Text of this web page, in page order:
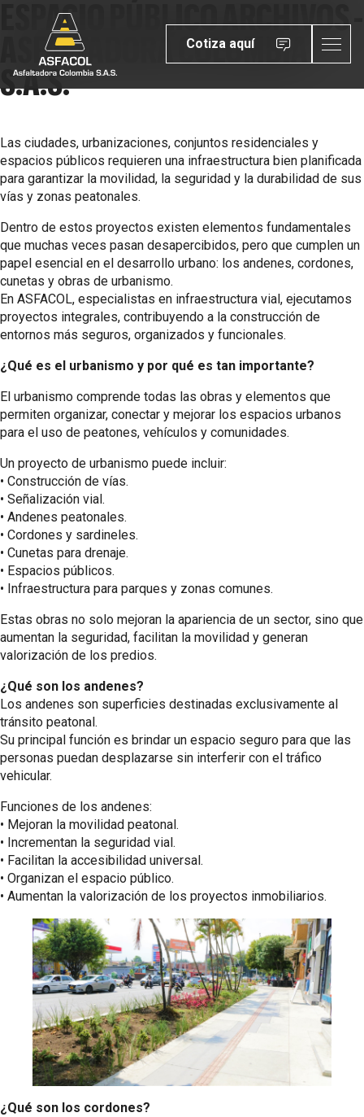
Cotiza aquí
ESPACIO PÚBLICO ARCHIVOS -
ASFALTADORA COLOMBIA
S.A.S.
Las ciudades, urbanizaciones, conjuntos residenciales y
espacios públicos requieren una infraestructura bien planificada
para garantizar la movilidad, la seguridad y la durabilidad de sus
vías y zonas peatonales.
Dentro de estos proyectos existen elementos fundamentales
que muchas veces pasan desapercibidos, pero que cumplen un
papel esencial en el desarrollo urbano: los andenes, cordones,
cunetas y obras de urbanismo.
En ASFACOL, especialistas en infraestructura vial, ejecutamos
proyectos integrales, contribuyendo a la construcción de
entornos más seguros, organizados y funcionales.
¿Qué es el urbanismo y por qué es tan importante?
El urbanismo comprende todas las obras y elementos que
permiten organizar, conectar y mejorar los espacios urbanos
para el uso de peatones, vehículos y comunidades.
Un proyecto de urbanismo puede incluir:
•⁠ ⁠Construcción de vías.
•⁠ ⁠Señalización vial.
•⁠ ⁠Andenes peatonales.
•⁠ ⁠Cordones y sardineles.
•⁠ ⁠Cunetas para drenaje.
•⁠ ⁠Espacios públicos.
•⁠ ⁠Infraestructura para parques y zonas comunes.
Estas obras no solo mejoran la apariencia de un sector, sino que
aumentan la seguridad, facilitan la movilidad y generan
valorización de los predios.
¿Qué son los andenes?
Los andenes son superficies destinadas exclusivamente al
tránsito peatonal.
Su principal función es brindar un espacio seguro para que las
personas puedan desplazarse sin interferir con el tráfico
vehicular.
Funciones de los andenes:
•⁠ ⁠Mejoran la movilidad peatonal.
•⁠ ⁠Incrementan la seguridad vial.
•⁠ ⁠Facilitan la accesibilidad universal.
•⁠ ⁠Organizan el espacio público.
•⁠ ⁠Aumentan la valorización de los proyectos inmobiliarios.
¿Qué son los cordones?